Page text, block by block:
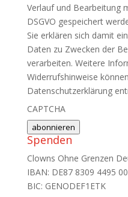
Verlauf und Bearbeitung
DSGVO gespeichert
Sie erklären sich damit
Daten zu Zwecken der
verarbeiten. Weitere
Widerrufshinweise
Datenschutzerklärung
CAPTCHA
abonnieren
Spenden
Clowns Ohne Grenzen
IBAN: DE87 8309 4495
BIC: GENODEF1ETK